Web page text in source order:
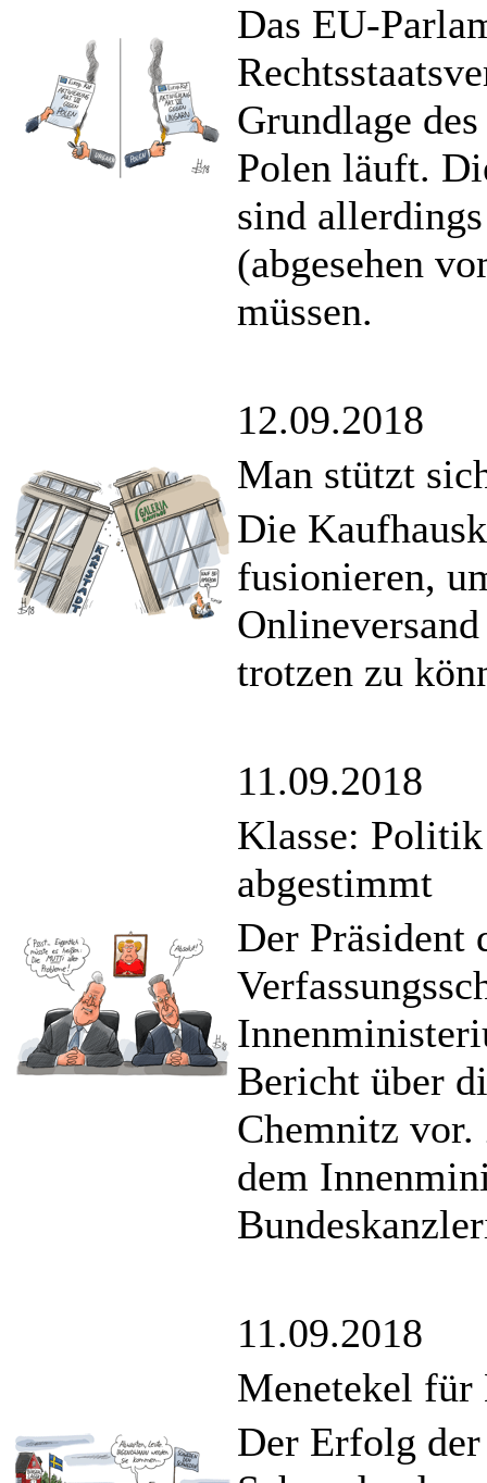
Das EU-
Grundlage
Polen läuft.
sind
(abgesehen
müssen.
12.09.2018
Man stützt
Die
fusionieren,
trotzen zu
11.09.2018
Klasse:
abgestimmt
Der Präsident
Bericht über
Chemnitz
dem
11.09.2018
Menetekel für
Der Erfolg